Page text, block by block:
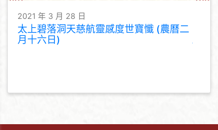
2021 年 3 月 28 日
太上碧落洞天慈航靈感度世寶懺 (農曆二
月十六日)